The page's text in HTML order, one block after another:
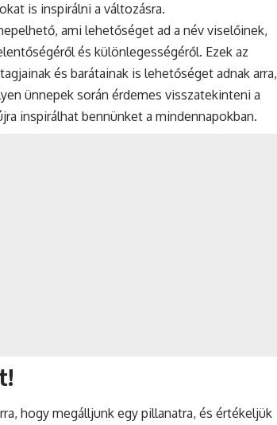
is inspirálni a változásra.
ami lehetőséget ad a név viselőinek,
és különlegességéről. Ezek az
és barátainak is lehetőséget adnak arra,
ünnepek során érdemes visszatekinteni a
inspirálhat bennünket a mindennapokban.
hogy megálljunk egy pillanatra, és értékeljük